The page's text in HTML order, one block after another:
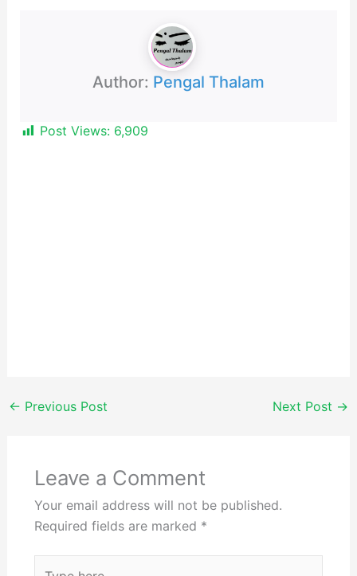
Author: Pengal Thalam
Post Views: 6,909
← Previous Post Next Post →
Leave a Comment
Your email address will not be published.
Required fields are marked *